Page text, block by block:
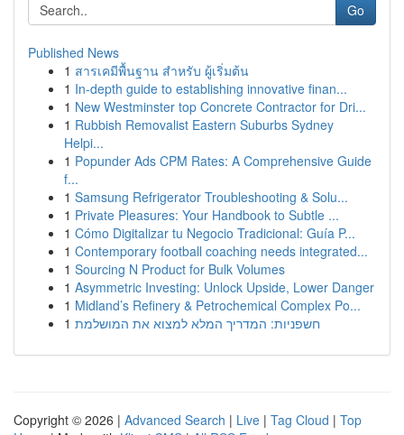
Go
Published News
1 สารเคมีพื้นฐาน สำหรับ ผู้เริ่มต้น
1 In-depth guide to establishing innovative finan...
1 New Westminster top Concrete Contractor for Dri...
1 Rubbish Removalist Eastern Suburbs Sydney
Helpi...
1 Popunder Ads CPM Rates: A Comprehensive Guide
f...
1 Samsung Refrigerator Troubleshooting & Solu...
1 Private Pleasures: Your Handbook to Subtle ...
1 Cómo Digitalizar tu Negocio Tradicional: Guía P...
1 Contemporary football coaching needs integrated...
1 Sourcing N Product for Bulk Volumes
1 Asymmetric Investing: Unlock Upside, Lower Danger
1 Midland’s Refinery & Petrochemical Complex Po...
1 חשפניות: המדריך המלא למצוא את המושלמת
Copyright © 2026 | Advanced Search | Live | Tag Cloud | Top